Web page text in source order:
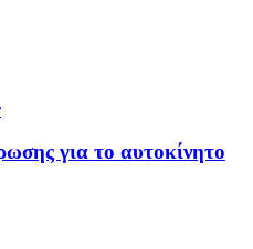
για το αυτοκίνητο